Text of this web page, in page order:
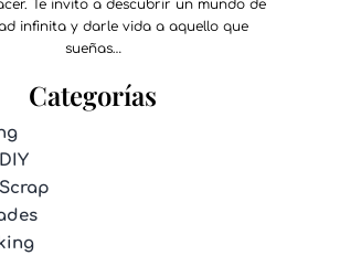
Te invito a descubrir un mundo de
infinita y darle vida a aquello que
sueñas…
Categorías